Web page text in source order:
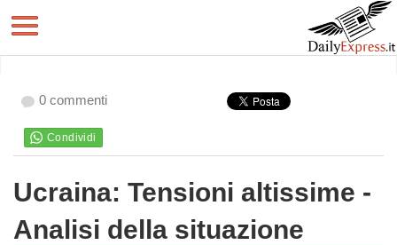
0 commenti
Ucraina: Tensioni altissime -
Analisi della situazione